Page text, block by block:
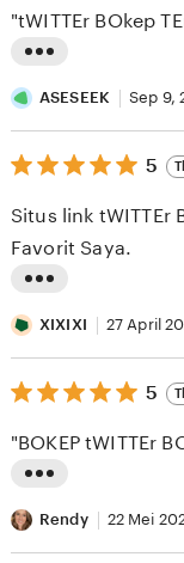
5
stars
i
s
t
n
g
e
v
i
w
y
A
"tWITTEr BOkep
ASESEEK Sep 9,
5
out
5
stars
5
i
s
t
n
r
e
Situs link tWITTEr
Favorit Saya.
XIXIXI 27 April
5
out
5
stars
5
i
s
"BOKEP tWITTEr
Rendy 22 Mei